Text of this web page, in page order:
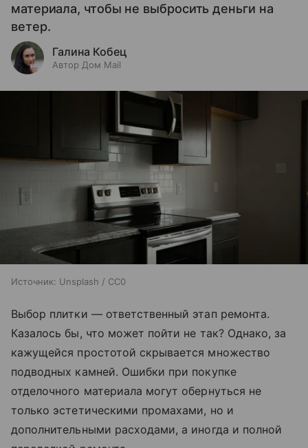
материала, чтобы не выбросить деньги на
ветер.
Галина Кобец
Автор Дом Mail
Источник: Unsplash / CC0
Выбор плитки — ответственный этап ремонта.
Казалось бы, что может пойти не так? Однако, за
кажущейся простотой скрывается множество
подводных камней. Ошибки при покупке
отделочного материала могут обернуться не
только эстетическими промахами, но и
дополнительными расходами, а иногда и полной